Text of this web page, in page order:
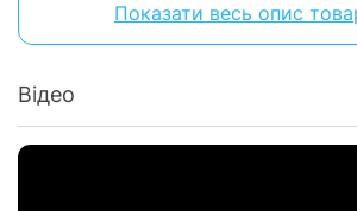
чорний
виробником без повідомлення.
Показати весь опис
Відео